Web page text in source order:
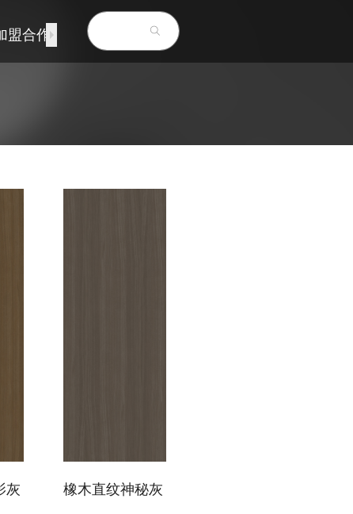
盟合作 联系我们 EN
灰 橡木直纹神秘灰